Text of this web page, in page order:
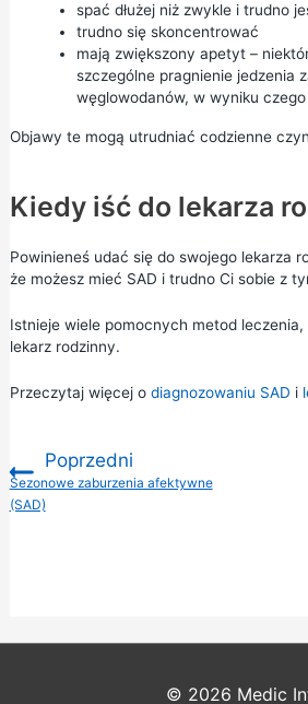
spać dłużej niż zwykle i trudno
trudno się skoncentrować
mają zwiększony apetyt –
szczególne pragnienie jedzenia
węglowodanów, w wyniku
Objawy te mogą utrudniać codzienne
Kiedy iść do lekarza
Powinieneś udać się do swojego lekarza
że możesz mieć SAD i trudno Ci sobie z
Istnieje wiele pomocnych metod
lekarz rodzinny.
Przeczytaj więcej o diagnozowaniu SAD i
Poprzedni
:Sezonowe zaburzenia afektywne
(SAD)
© 2026 Medic